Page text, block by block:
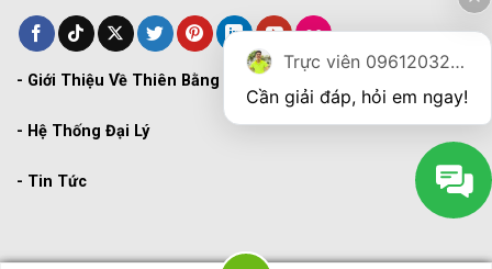
- Giới Thiệu Về Thiên Bằng
- Hệ Thống Đại Lý
- Tin Tức
Trực viên 0961203270
Cần giải đáp, hỏi em ngay!